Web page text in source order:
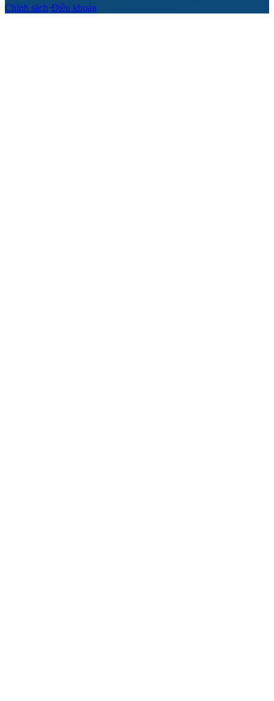
Chính sách·Điều khoản